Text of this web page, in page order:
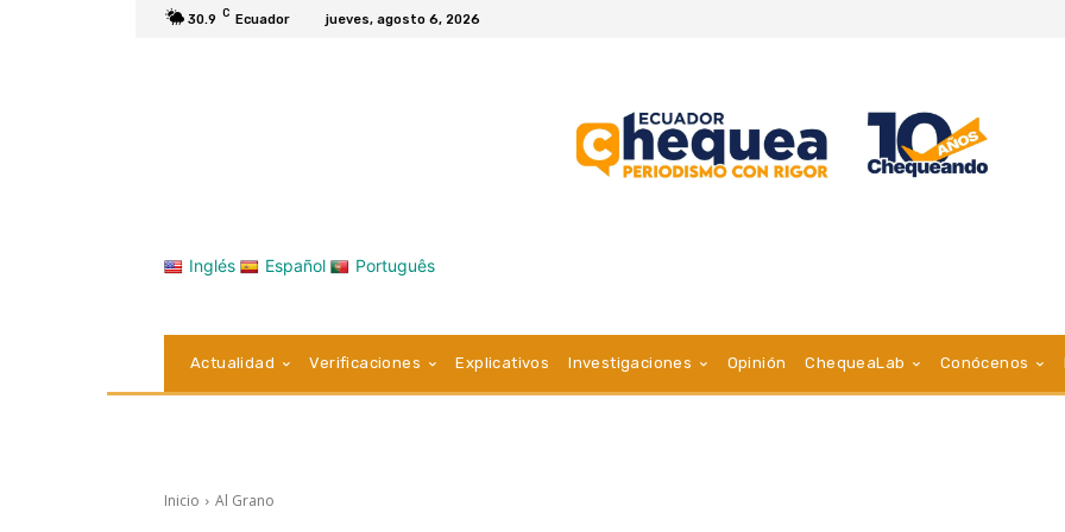
30.9 C Ecuador jueves, agosto 6, 2026
Inglés Español Português
Actualidad Verificaciones Explicativos Investigaciones Opinión ChequeaLab Conócenos
Inicio Al Grano